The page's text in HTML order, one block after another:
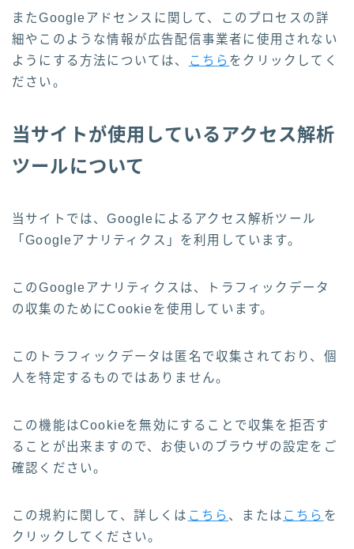
またGoogleアドセンスに関して、このプロセスの詳
細やこのような情報が広告配信事業者に使用されない
ようにする方法については、
こちら をクリックしてく
ださい。
当サイトが使用しているアクセス解析
ツールについて
当サイトでは、Googleによるアクセス解析ツール
「Googleアナリティクス」を利用しています。
このGoogleアナリティクスは、トラフィックデータ
の収集のためにCookieを使用しています。
このトラフィックデータは匿名で収集されており、個
人を特定するものではありません。
この機能はCookieを無効にすることで収集を拒否す
ることが出来ますので、お使いのブラウザの設定をご
確認ください。
この規約に関して、詳しくは こちら 、または こちら を
クリックしてください。